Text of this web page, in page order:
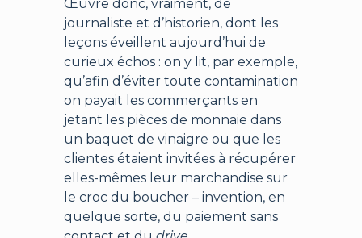
Œuvre donc, vraiment, de
journaliste et d’historien, dont les
leçons éveillent aujourd’hui de
curieux échos : on y lit, par exemple,
qu’afin d’éviter toute contamination
on payait les commerçants en
jetant les pièces de monnaie dans
un baquet de vinaigre ou que les
clientes étaient invitées à récupérer
elles-mêmes leur marchandise sur
le croc du boucher – invention, en
quelque sorte, du paiement sans